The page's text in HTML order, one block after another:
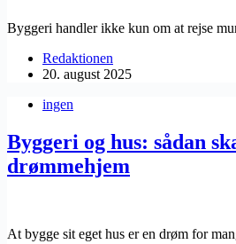
Byggeri handler ikke kun om at rejse
Redaktionen
20. august 2025
ingen
Byggeri og hus: sådan
drømmehjem
At bygge sit eget hus er en drøm for